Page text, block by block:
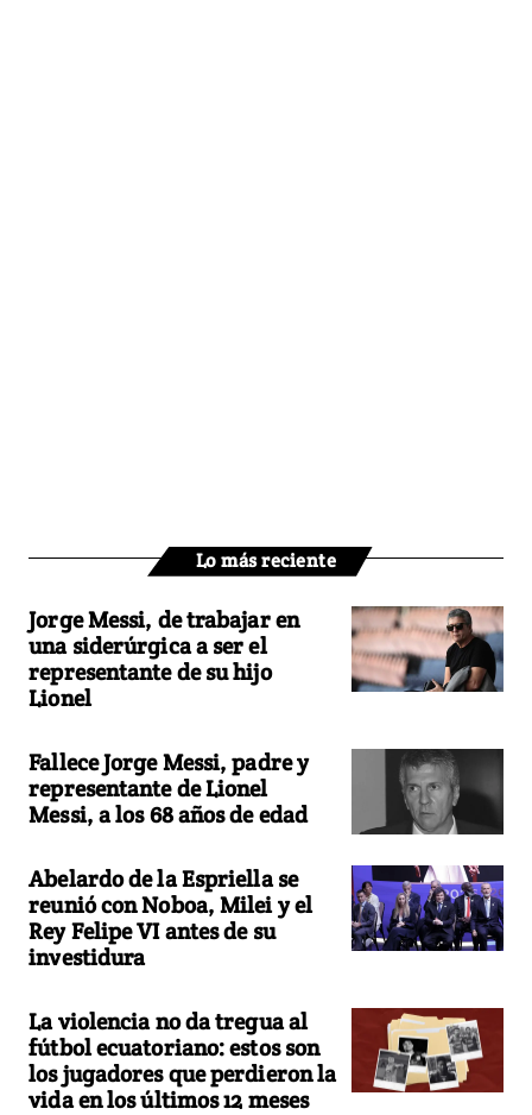
Lo más reciente
Jorge Messi, de trabajar en
una siderúrgica a ser el
representante de su hijo
Lionel
Fallece Jorge Messi, padre y
representante de Lionel
Messi, a los 68 años de edad
Abelardo de la Espriella se
reunió con Noboa, Milei y el
Rey Felipe VI antes de su
investidura
La violencia no da tregua al
fútbol ecuatoriano: estos son
los jugadores que perdieron la
vida en los últimos 12 meses